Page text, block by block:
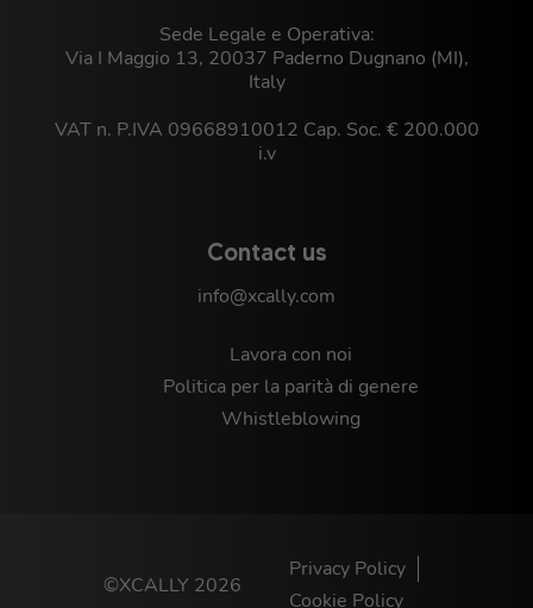
Sede Legale e Operativa:
Via I Maggio 13, 20037 Paderno Dugnano (MI),
Italy
VAT n. P.IVA 09668910012 Cap. Soc. € 200.000
i.v
Contact us
info@xcally.com
Lavora con noi
Politica per la parità di genere
Whistleblowing
©XCALLY 2026
Privacy Policy
Cookie Policy